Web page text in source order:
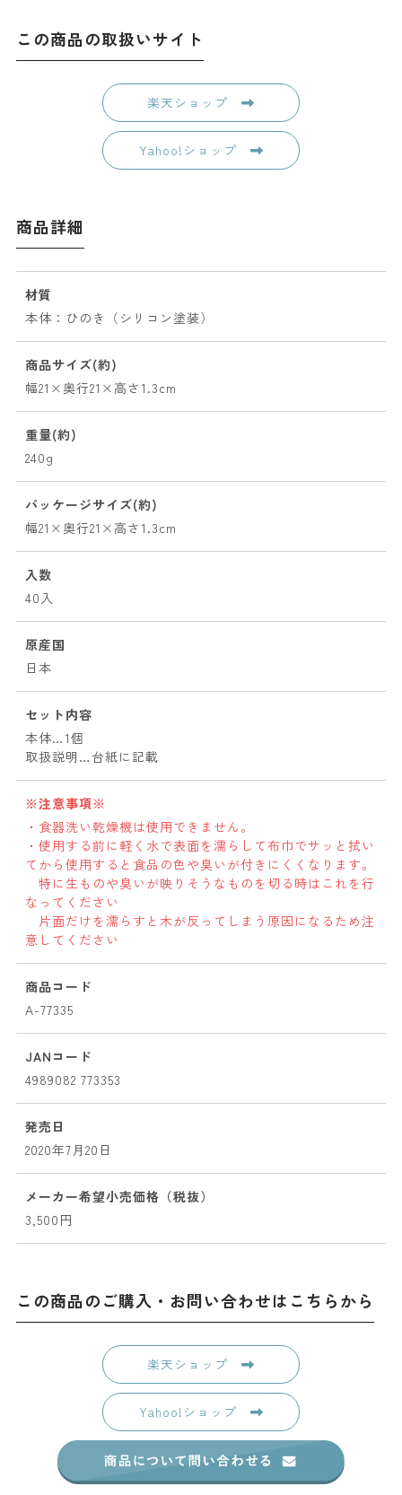
この商品の取扱いサイト
楽天ショップ
Yahoo!ショップ
商品詳細
材質
本体：ひのき（シリコン塗装）
商品サイズ(約)
幅21×奥行21×高さ1.3cm
重量(約)
240g
パッケージサイズ(約)
幅21×奥行21×高さ1.3cm
入数
40入
原産国
日本
セット内容
本体…1個
取扱説明…台紙に記載
※注意事項※
・食器洗い乾燥機は使用できません。
・使用する前に軽く水で表面を濡らして布巾でサッと拭い
てから使用すると食品の色や臭いが付きにくくなります。
特に生ものや臭いが映りそうなものを切る時はこれを行
なってください
片面だけを濡らすと木が反ってしまう原因になるため注
意してください
商品コード
A-77335
JANコード
4989082 773353
発売日
2020年7月20日
メーカー希望小売価格（税抜）
3,500円
この商品のご購入・お問い合わせはこちらから
楽天ショップ
Yahoo!ショップ